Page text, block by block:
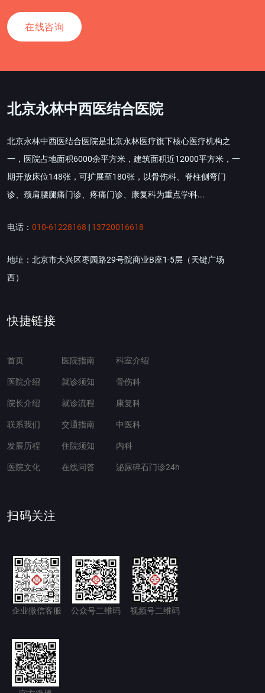
在线咨询
北京永林中西医结合医院
北京永林中西医结合医院是北京永林医疗旗下核心医疗机构之
一，医院占地面积6000余平方米，建筑面积近12000平方米，一
期开放床位148张，可扩展至180张，以骨伤科、脊柱侧弯门
诊、颈肩腰腿痛门诊、疼痛门诊、康复科为重点学科...
电话： 010-61228168 | 13720016618
地址：北京市大兴区枣园路29号院商业B座1-5层（天键广场
西）
快捷链接
首页
医院介绍
院长介绍
联系我们
发展历程
医院文化
医院指南
就诊须知
就诊流程
交通指南
住院须知
在线问答
科室介绍
骨伤科
康复科
中医科
内科
泌尿碎石门诊24h
扫码关注
企业微信客服 公众号二维码 视频号二维码